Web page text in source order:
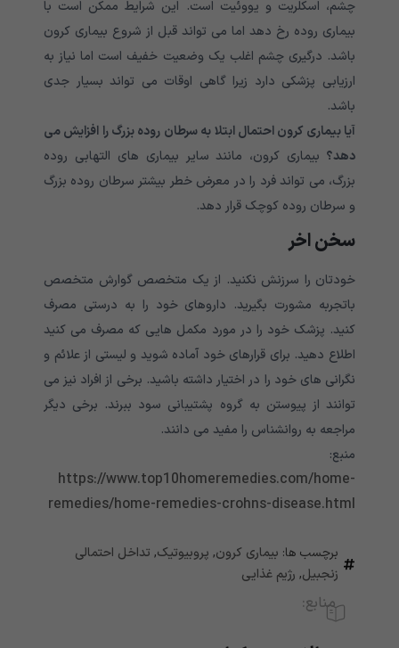
چشم، اسکلریت و یووئیت است. این شرایط ممکن است با
بیماری روده رخ دهد اما می تواند قبل از شروع بیماری کرون
باشد. درگیری چشم اغلب یک وضعیت خفیف است اما نیاز به
ارزیابی پزشکی دارد زیرا گاهی اوقات می تواند بسیار جدی
باشد.
آیا بیماری کرون احتمال ابتلا به سرطان روده بزرگ را افزایش می
دهد؟ بیماری کرون، مانند سایر بیماری های التهابی روده
بزرگ، می تواند فرد را در معرض خطر بیشتر سرطان روده بزرگ
و سرطان روده کوچک قرار دهد.
سخن اخر
خودتان را سرزنش نکنید. از یک متخصص گوارش متخصص
باتجربه مشورت بگیرید. داروهای خود را به درستی مصرف
کنید. پزشک خود را در مورد مکمل هایی که مصرف می کنید
اطلاع دهید. برای قرارهای خود آماده شوید و لیستی از علائم و
نگرانی های خود را در اختیار داشته باشید. برخی از افراد نیز می
توانند از پیوستن به گروه پشتیبانی سود ببرند. برخی دیگر
مراجعه به روانشناس را مفید می دانند.
منبع:
https://www.top10homeremedies.com/home-
remedies/home-remedies-crohns-disease.html
برچسب ها: بیماری کرون, پروبیوتیک, تداخل احتمالی
زنجبیل, رژیم غذایی
منابع: